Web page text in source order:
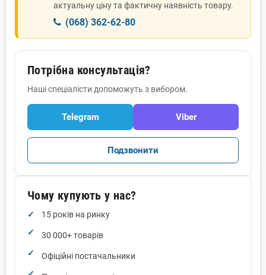
актуальну ціну та фактичну наявність товару.
(068) 362-62-80
Потрібна консультація?
Наші спеціалісти допоможуть з вибором.
Telegram Viber
Подзвонити
Чому купують у нас?
15 років на ринку
30 000+ товарів
Офіційні постачальники